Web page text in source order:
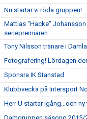
Nu startar vi röda gruppen!
Mattias "Hacke"
seriepremiären
Tony Nilsson tränare i
Fotografering! Lördagen
Sponsra IK Stanstad
Klubbvecka på Intersport
Herr U startar igång...och ny